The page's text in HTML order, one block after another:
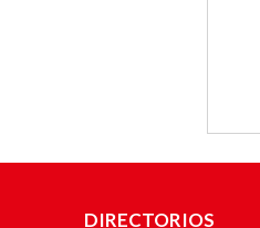
DIRECTORIOS